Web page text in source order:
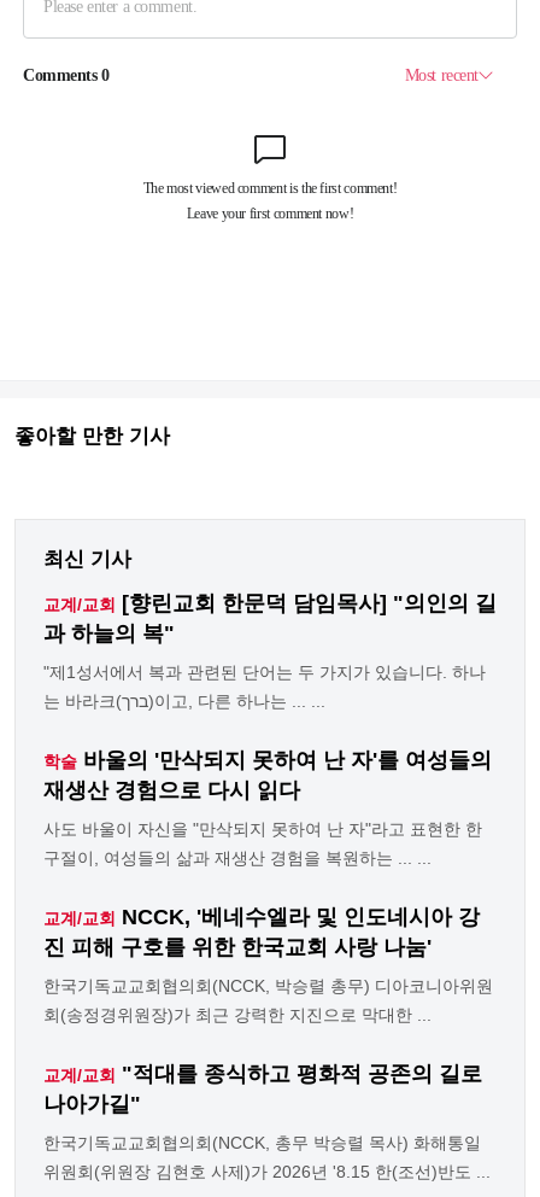
좋아할 만한 기사
최신 기사
교계/교회
[향린교회 한문덕 담임목사] "의인의 길
과 하늘의 복"
"제1성서에서 복과 관련된 단어는 두 가지가 있습니다. 하나
는 바라크(ברך)이고, 다른 하나는 ... ...
학술 바울의 '만삭되지 못하여 난 자'를 여성들의
재생산 경험으로 다시 읽다
사도 바울이 자신을 "만삭되지 못하여 난 자"라고 표현한 한
구절이, 여성들의 삶과 재생산 경험을 복원하는 ... ...
교계/교회 NCCK, '베네수엘라 및 인도네시아 강
진 피해 구호를 위한 한국교회 사랑 나눔'
한국기독교교회협의회(NCCK, 박승렬 총무) 디아코니아위원
회(송정경위원장)가 최근 강력한 지진으로 막대한 ...
교계/교회 "적대를 종식하고 평화적 공존의 길로
나아가길"
한국기독교교회협의회(NCCK, 총무 박승렬 목사) 화해통일
위원회(위원장 김현호 사제)가 2026년 '8.15 한(조선)반도 ...